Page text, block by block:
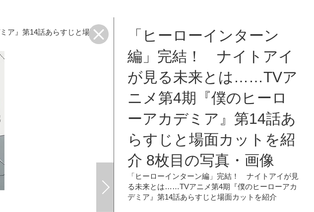
ア』第14話あらすじと場面カ
「ヒーローインターン
編」完結！ ナイトアイ
が見る未来とは……TVア
ニメ第4期『僕のヒーロ
ーアカデミア』第14話あ
らすじと場面カットを紹
介 8枚目の写真・画像
「ヒーローインターン編」完結！ ナイトアイが見
る未来とは……TVアニメ第4期『僕のヒーローアカ
デミア』第14話あらすじと場面カットを紹介